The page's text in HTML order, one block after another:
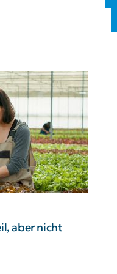
aber nicht